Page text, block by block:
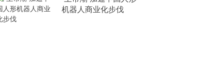
机器人商业化步伐